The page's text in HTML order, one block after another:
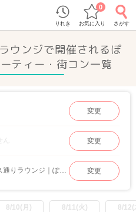
りれき お気に入り
0
さがす
ウンジで開催されるぽ
ティー・街コン一覧
変更
変更
北千住ミルディス通りラウンジ｜ぽっちゃり女性 変更
8/10(月)
8/11(火)
8/12(